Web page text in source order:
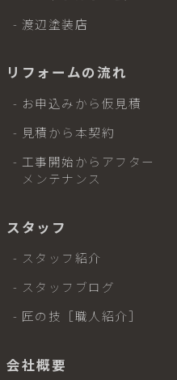
- 渡辺塗装店
リフォームの流れ
- お申込みから仮見積
- 見積から本契約
- 工事開始からアフター
メンテナンス
スタッフ
- スタッフ紹介
- スタッフブログ
- 匠の技［職人紹介］
会社概要